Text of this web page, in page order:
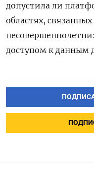
допустила ли
областях,
доступом к данным